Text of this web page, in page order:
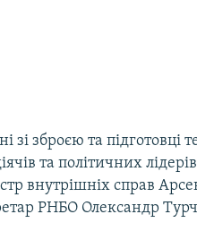
зброєю та підготовці
та політичних
внутрішніх справ
РНБО Олександр